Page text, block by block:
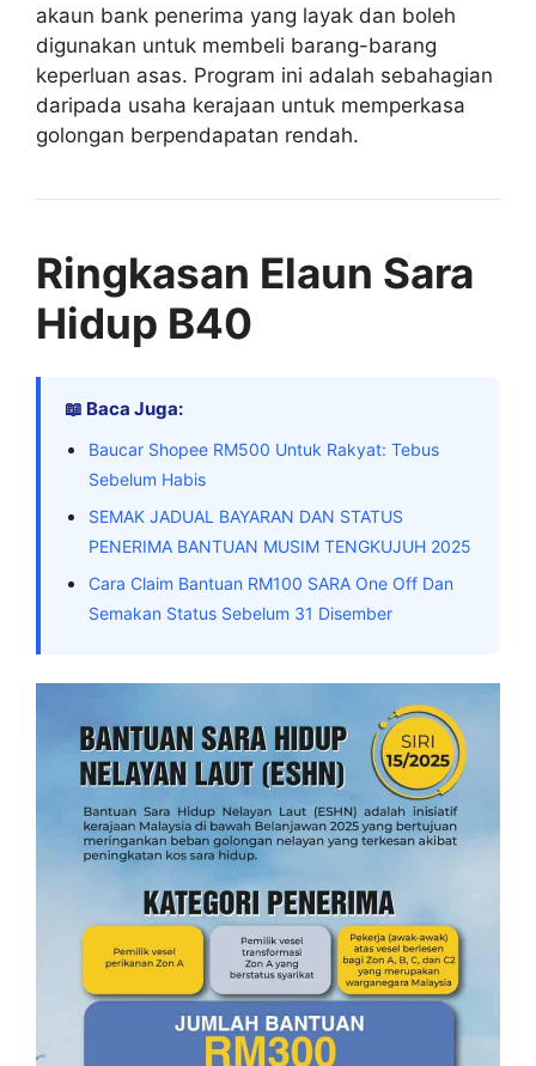
akaun bank penerima yang layak dan boleh
digunakan untuk membeli barang-barang
keperluan asas. Program ini adalah sebahagian
daripada usaha kerajaan untuk memperkasa
golongan berpendapatan rendah.
Ringkasan Elaun Sara
Hidup B40
📖 Baca Juga:
Baucar Shopee RM500 Untuk Rakyat: Tebus
Sebelum Habis
SEMAK JADUAL BAYARAN DAN STATUS
PENERIMA BANTUAN MUSIM TENGKUJUH 2025
Cara Claim Bantuan RM100 SARA One Off Dan
Semakan Status Sebelum 31 Disember